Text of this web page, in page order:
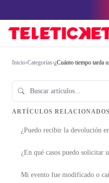
Inicio›Categorías›¿Cuánto tiempo tarda
ARTÍCULOS RELACIONADOS
¿Puedo recibir la devolución
¿En qué casos puedo solicitar
Mi evento fue modificado o